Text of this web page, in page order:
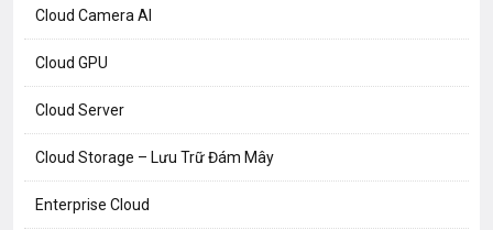
Cloud Camera AI
Cloud GPU
Cloud Server
Cloud Storage – Lưu Trữ Đám Mây
Enterprise Cloud